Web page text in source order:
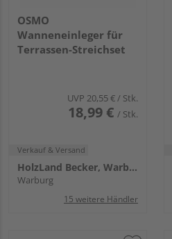
OSMO
Wanneneinleger für
Terrassen-Streichset
UVP 20,55 €/ Stk.
18,99 € / Stk.
Verkauf & Versand
HolzLand Becker, Warburg
Warburg
15 weitere Händler